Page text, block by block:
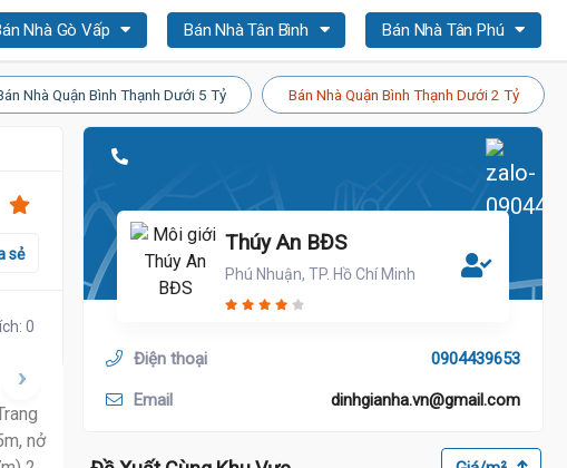
Nhà Gò Vấp Bán Nhà Tân Bình Bán Nhà Tân Phú
Nhà Quận Bình Thạnh Dưới 5 Tỷ Bán Nhà Quận Bình Thạnh Dưới 2 Tỷ
sẻ
0
Thúy An BĐS
Phú Nhuận, TP. Hồ Chí Minh
Điện thoại 0904439653
Email dinhgianha.vn@gmail.com